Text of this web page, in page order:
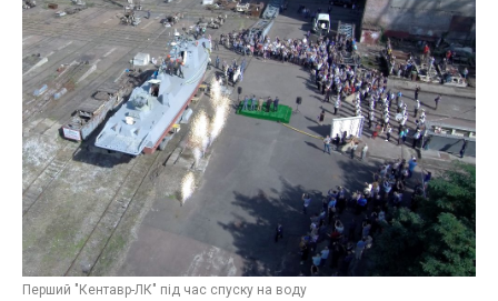
Перший "Кентавр-ЛК" під час спуску на воду